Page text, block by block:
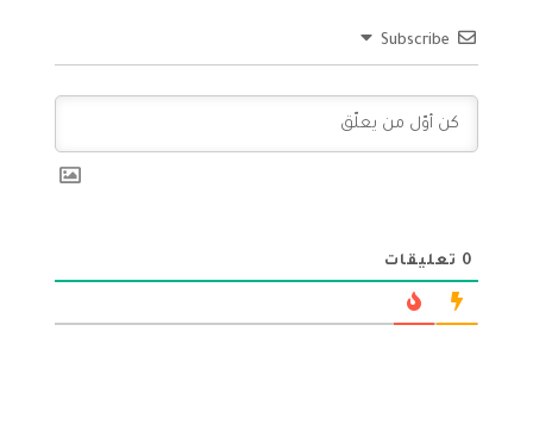
Subscribe
0 تعليقات